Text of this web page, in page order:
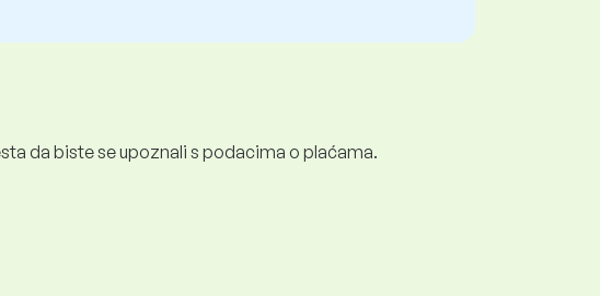
da biste se upoznali s podacima o plaćama.